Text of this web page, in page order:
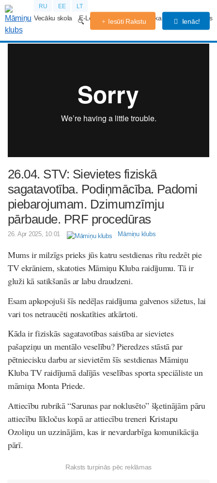
RU EE LT
Vecāku skola E-Lekcijas Grūtniecības kalendārs Forums
Iesūti Rakstu Ienāc!
26.04. STV: Sievietes fiziskā
sagatavotība. Podiņmācība. Padomi
piebarojumam. Dzimumzīmju
pārbaude. PRF procedūras
26. Apr 2025, 10:01 Māmiņu klubs
Mums ir milzīgs prieks jūs katru sestdienas rītu redzēt pie
TV ekrāniem, skatoties Māmiņu Kluba raidījumu. Tā ir
gluži kā satikšanās ar labu draudzeni.
Esam apkopojuši šīs nedēļas raidījuma galvenos sižetus, lai
vari tos netraucēti noskatīties atkārtoti.
Kāda ir fiziskās sagatavotības saistība ar sievietes
pašapziņu un mentālo veselību? Pieredzes stāstā par
pētniecisku darbu ar sievietēm šīs sestdienas Māmiņu
Kluba TV raidījumā dalījās veselības sporta speciāliste un
māmiņa Monta Priede.
Attiecību rubrikā “Sarunas par noklusēto” šķetinājām pāru
attiecību līkločus kopā ar attiecību treneri Kristapu
Ozoliņu un uzzinājām, kas ir nevardarbīga komunikācija
pārī.
Raksts turpinās pēc reklāmas